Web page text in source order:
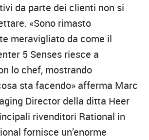
da parte dei clienti non si
«Sono rimasto
meravigliato da come il
5 Senses riesce a
lo chef, mostrando
sta facendo» afferma Marc
Director della ditta Heer
rivenditori Rational in
fornisce un’enorme